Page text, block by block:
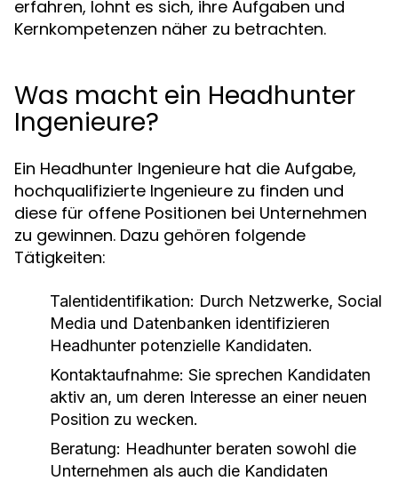
erfahren, lohnt es sich, ihre Aufgaben und
Kernkompetenzen näher zu betrachten.
Was macht ein Headhunter
Ingenieure?
Ein Headhunter Ingenieure hat die Aufgabe,
hochqualifizierte Ingenieure zu finden und
diese für offene Positionen bei Unternehmen
zu gewinnen. Dazu gehören folgende
Tätigkeiten:
Talentidentifikation: Durch Netzwerke, Social
Media und Datenbanken identifizieren
Headhunter potenzielle Kandidaten.
Kontaktaufnahme: Sie sprechen Kandidaten
aktiv an, um deren Interesse an einer neuen
Position zu wecken.
Beratung: Headhunter beraten sowohl die
Unternehmen als auch die Kandidaten